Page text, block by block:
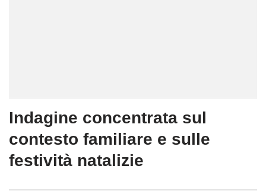
Indagine concentrata sul
contesto familiare e sulle
festività natalizie